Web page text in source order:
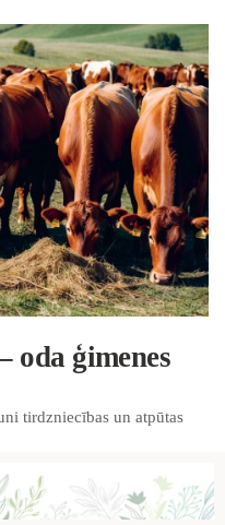
oda ģimenes
tirdzniecības un atpūtas